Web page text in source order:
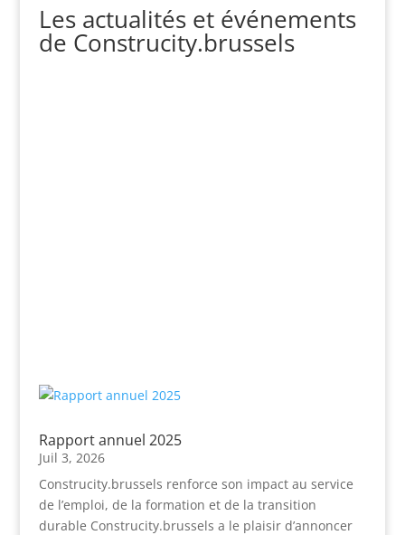
Les actualités et événements
de Construcity.brussels
Rapport annuel 2025
Juil 3, 2026
Construcity.brussels renforce son impact au service
de l’emploi, de la formation et de la transition
durable Construcity.brussels a le plaisir d’annoncer